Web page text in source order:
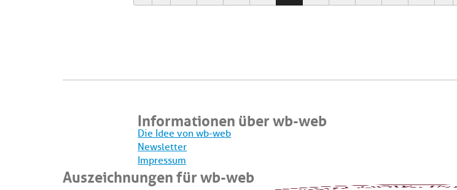
Informationen über wb-web
Die Idee von wb-web
Newsletter
Impressum
Auszeichnungen für wb-web